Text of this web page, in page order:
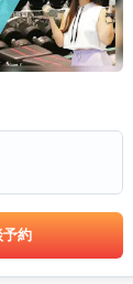
予約